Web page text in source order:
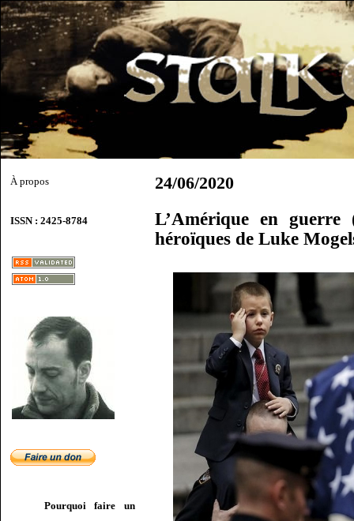
À propos
ISSN : 2425-8784
Pourquoi faire un
24/06/2020
L’Amérique en
héroïques de Luke